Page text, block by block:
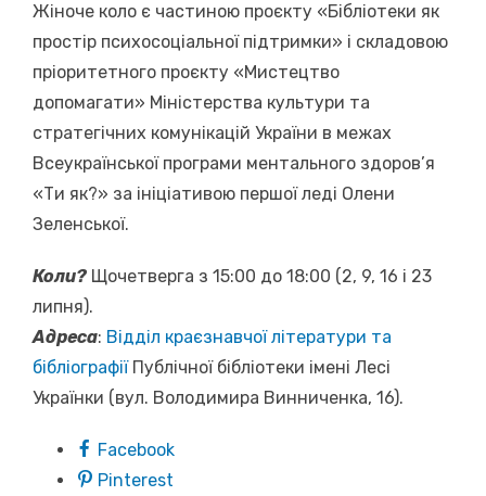
Жіноче коло є частиною проєкту «Бібліотеки як
простір психосоціальної підтримки» і складовою
пріоритетного проєкту «Мистецтво
допомагати» Міністерства культури та
стратегічних комунікацій України в межах
Всеукраїнської програми ментального здоров’я
«Ти як?» за ініціативою першої леді Олени
Зеленської.
Коли? Щочетверга з 15:00 до 18:00 (2, 9, 16 і 23
липня).
Адреса: Відділ краєзнавчої літератури та
бібліографіїПублічної бібліотеки імені Лесі
Українки (вул. Володимира Винниченка, 16).
Facebook
Pinterest